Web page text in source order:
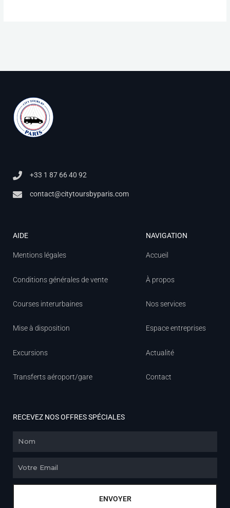
+33 1 87 66 40 92
contact@citytoursbyparis.com
AIDE
Mentions légales
Conditions générales de vente
Courses interurbaines
Mise à disposition
Excursions
Transferts aéroport/gare
NAVIGATION
Accueil
À propos
Nos services
Espace entreprises
Actualité
Contact
RECEVEZ NOS OFFRES SPÉCIALES
ENVOYER